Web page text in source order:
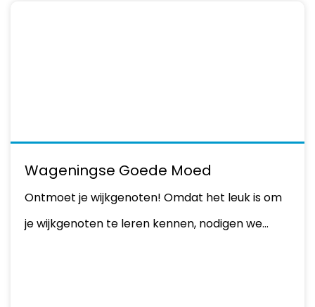
Wageningse Goede Moed
Ontmoet je wijkgenoten! Omdat het leuk is om
je wijkgenoten te leren kennen, nodigen we…